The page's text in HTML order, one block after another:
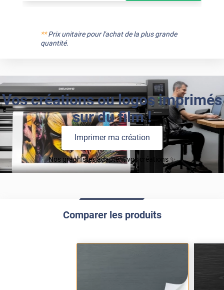
**Prix unitaire pour l'achat de la plus grande
quantité.
Vos créations ou logos imprimés
sur du film !
Imprimer ma création
Nos graphistes adaptent vos créations ✨
Comparer les produits